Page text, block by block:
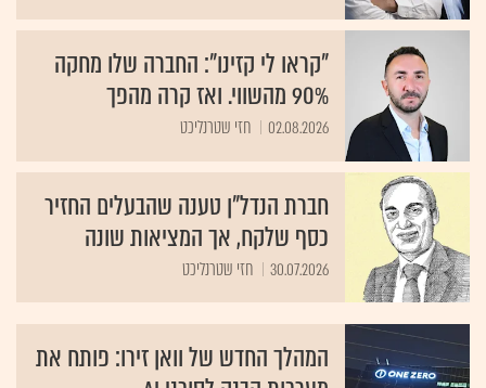
"קראו לי קזינו": החברה שלו מחקה
90% מהשווי. ואז קרה מהפך
02.08.2026 חזי שטרנליכט
חברת הנדל"ן טענה שהבעלים החזיר
כסף שלקח, אך המציאות שונה
30.07.2026 חזי שטרנליכט
המהלך החדש של וואן זירו: פותח את